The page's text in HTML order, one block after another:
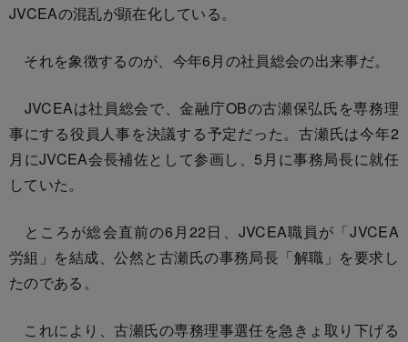
JVCEAの混乱が顕在化している。
それを象徴するのが、今年6月の社員総会の出来事だ。
JVCEAは社員総会で、金融庁OBの古瀬保弘氏を専務理
事にする役員人事を決議する予定だった。古瀬氏は今年2
月にJVCEA会長補佐として参画し、5月に事務局長に就任
していた。
ところが総会直前の6月22日、JVCEA職員が「JVCEA
労組」を結成、公然と古瀬氏の事務局長「解職」を要求し
たのである。
これにより、古瀬氏の専務理事選任を急きょ取り下げる